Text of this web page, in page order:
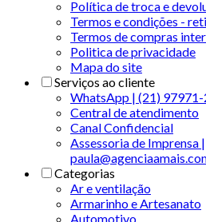
Política de troca e
Termos e condições -
Termos de compras
Politica de privacidade
Mapa do site
Serviços ao cliente
WhatsApp | (21) 97971-
Central de atendimento
Canal Confidencial
Assessoria de Imprensa |
Categorias
Ar e ventilação
Armarinho e Artesanato
Automotivo